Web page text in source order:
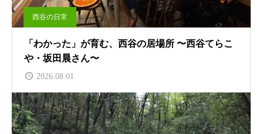
西谷の日常
「わかった」が育む、西谷の居場所 〜西谷てらこ
や・坂田晨さん〜
2026.08.01